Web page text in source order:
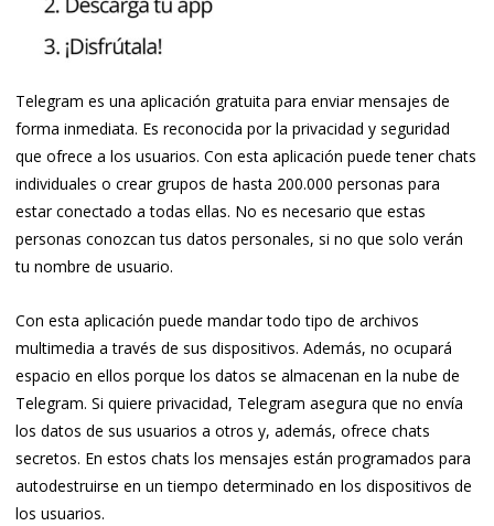
Telegram es una aplicación gratuita para enviar mensajes de
forma inmediata. Es reconocida por la privacidad y seguridad
que ofrece a los usuarios. Con esta aplicación puede tener chats
individuales o crear grupos de hasta 200.000 personas para
estar conectado a todas ellas. No es necesario que estas
personas conozcan tus datos personales, si no que solo verán
tu nombre de usuario.
Con esta aplicación puede mandar todo tipo de archivos
multimedia a través de sus dispositivos. Además, no ocupará
espacio en ellos porque los datos se almacenan en la nube de
Telegram. Si quiere privacidad, Telegram asegura que no envía
los datos de sus usuarios a otros y, además, ofrece chats
secretos. En estos chats los mensajes están programados para
autodestruirse en un tiempo determinado en los dispositivos de
los usuarios.